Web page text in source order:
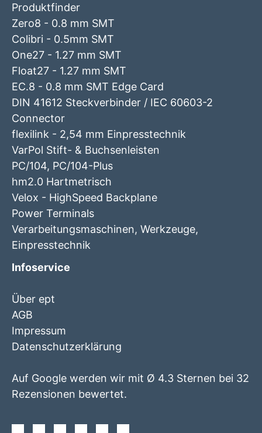
Produktfinder
Zero8 - 0.8 mm SMT
Colibri - 0.5mm SMT
One27 - 1.27 mm SMT
Float27 - 1.27 mm SMT
EC.8 - 0.8 mm SMT Edge Card
DIN 41612 Steckverbinder / IEC 60603-2
Connector
flexilink - 2,54 mm Einpresstechnik
VarPol Stift- & Buchsenleisten
PC/104, PC/104-Plus
hm2.0 Hartmetrisch
Velox - HighSpeed Backplane
Power Terminals
Verarbeitungsmaschinen, Werkzeuge,
Einpresstechnik
Infoservice
Über ept
AGB
Impressum
Datenschutzerklärung
Auf Google werden wir mit Ø 4.3 Sternen bei 32
Rezensionen bewertet.